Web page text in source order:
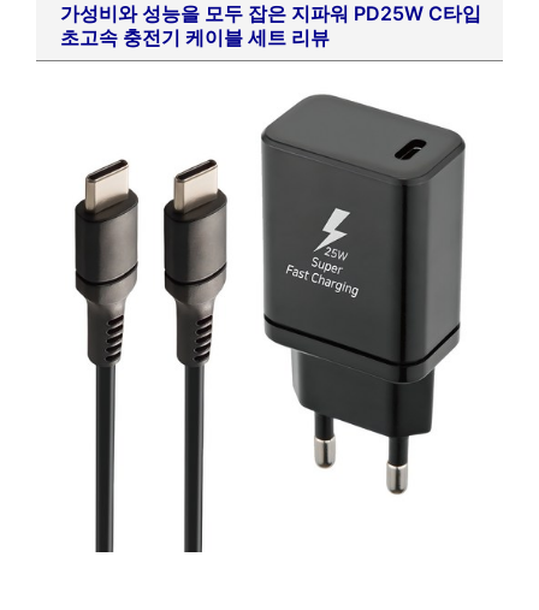
가성비와 성능을 모두 잡은 지파워 PD25W C타입
초고속 충전기 케이블 세트 리뷰